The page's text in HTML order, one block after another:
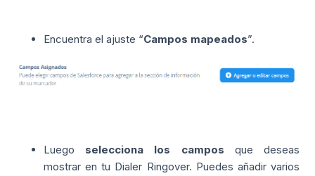
Encuentra el ajuste “Campos mapeados”.
Luego selecciona los campos que deseas
mostrar en tu Dialer Ringover. Puedes añadir varios